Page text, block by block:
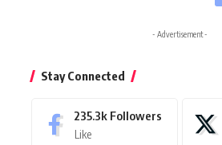
- Advertisement -
Stay Connected
235.3k Followers
Like